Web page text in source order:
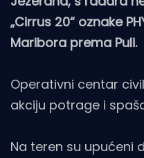
„Cirrus 20“ oznake
Maribora prema Puli.
Operativni centar
akciju potrage i
Na teren su upućeni